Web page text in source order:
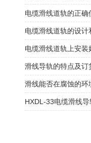
电缆滑线道轨的正确
电缆滑线道轨的设
滑线导轨的特点及订
滑线能否在腐蚀的环
HXDL-33电缆滑线